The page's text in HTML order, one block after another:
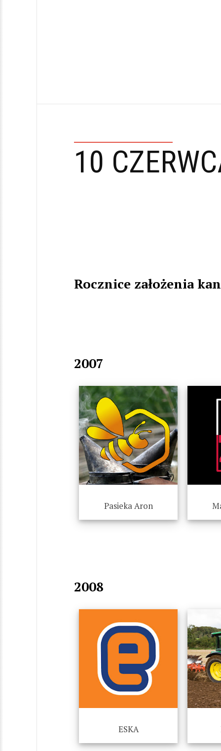
10
Rocznice założenia
2007
Pasieka Aron
2008
ESKA